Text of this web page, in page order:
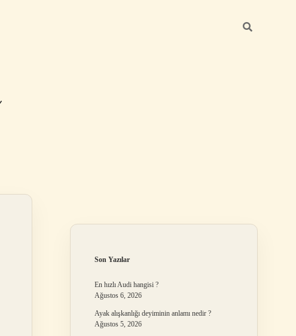
Son Yazılar
En hızlı Audi hangisi ?
Ağustos 6, 2026
Ayak alışkanlığı deyiminin anlamı nedir ?
Ağustos 5, 2026